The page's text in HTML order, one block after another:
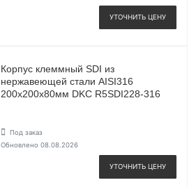
УТОЧНИТЬ ЦЕНУ
Корпус клеммный SDI из
нержавеющей стали AISI316
200х200х80мм DKC R5SDI228-316
Под заказ
Обновлено 08.08.2026
УТОЧНИТЬ ЦЕНУ